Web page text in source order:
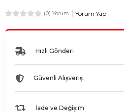
(0) Yorum Yorum Yap
Hızlı Gönderi
Güvenli Alışveriş
İade ve Değişim